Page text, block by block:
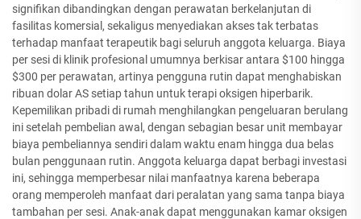
signifikan dibandingkan dengan perawatan berkelanjutan di
fasilitas komersial, sekaligus menyediakan akses tak terbatas
terhadap manfaat terapeutik bagi seluruh anggota keluarga. Biaya
per sesi di klinik profesional umumnya berkisar antara $100 hingga
$300 per perawatan, artinya pengguna rutin dapat menghabiskan
ribuan dolar AS setiap tahun untuk terapi oksigen hiperbarik.
Kepemilikan pribadi di rumah menghilangkan pengeluaran berulang
ini setelah pembelian awal, dengan sebagian besar unit membayar
biaya pembeliannya sendiri dalam waktu enam hingga dua belas
bulan penggunaan rutin. Anggota keluarga dapat berbagi investasi
ini, sehingga memperbesar nilai manfaatnya karena beberapa
orang memperoleh manfaat dari peralatan yang sama tanpa biaya
tambahan per sesi. Anak-anak dapat menggunakan kamar oksigen